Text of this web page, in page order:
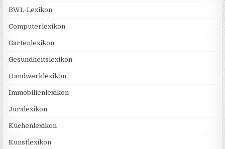
BWL-Lexikon
Computerlexikon
Gartenlexikon
Gesundheitslexikon
Handwerklexikon
Immobilienlexikon
Juralexikon
Küchenlexikon
Kunstlexikon